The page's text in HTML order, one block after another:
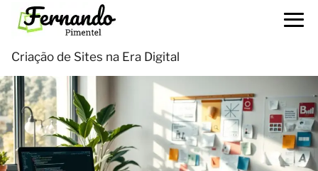
Criação de Sites na Era Digital